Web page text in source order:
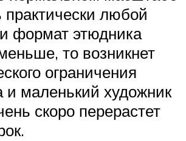
практически любой
формат этюдника
то возникнет
ограничения
и маленький художник
скоро перерастет